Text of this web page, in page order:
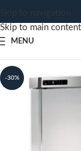
Skip to navigation
Skip to main content
MENU
-30%